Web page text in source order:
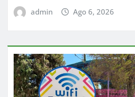
admin Ago 6, 2026